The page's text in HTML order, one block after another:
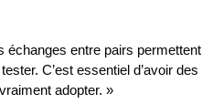
échanges entre pairs permettent
C’est essentiel d’avoir des
adopter. »